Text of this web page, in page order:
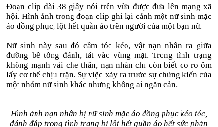
Đoạn clip dài 38 giây nói trên vừa được đưa lên mạng xã
hội. Hình ảnh trong đoạn clip ghi lại cảnh một nữ sinh mặc
áo đồng phục, lột hết quần áo trên người của một bạn nữ.
Nữ sinh này sau đó cầm tóc kéo, vật nạn nhân ra giữa
đường bê tông đánh, tát vào vùng mặt. Trong tình trạng
không mạnh vải che thân, nạn nhân chỉ còn biết co ro ôm
lấy cơ thể chịu trận. Sự việc xảy ra trước sự chứng kiến của
một nhóm nữ sinh khác nhưng không ai ngăn cản.
Hình ảnh nạn nhân bị nữ sinh mặc áo đồng phục kéo tóc,
đánh đập trong tình trạng bị lột hết quần áo hết sức phản